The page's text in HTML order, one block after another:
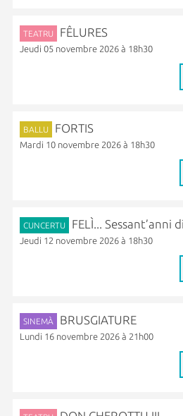
TEATRU FÊLURES
Jeudi 05 novembre 2026 à 18h30
BALLU FORTIS
Mardi 10 novembre 2026 à 18h30
CUNCERTU FELÌ... Sessant’anni
Jeudi 12 novembre 2026 à 18h30
SINEMÀ BRUSGIATURE
Lundi 16 novembre 2026 à 21h00